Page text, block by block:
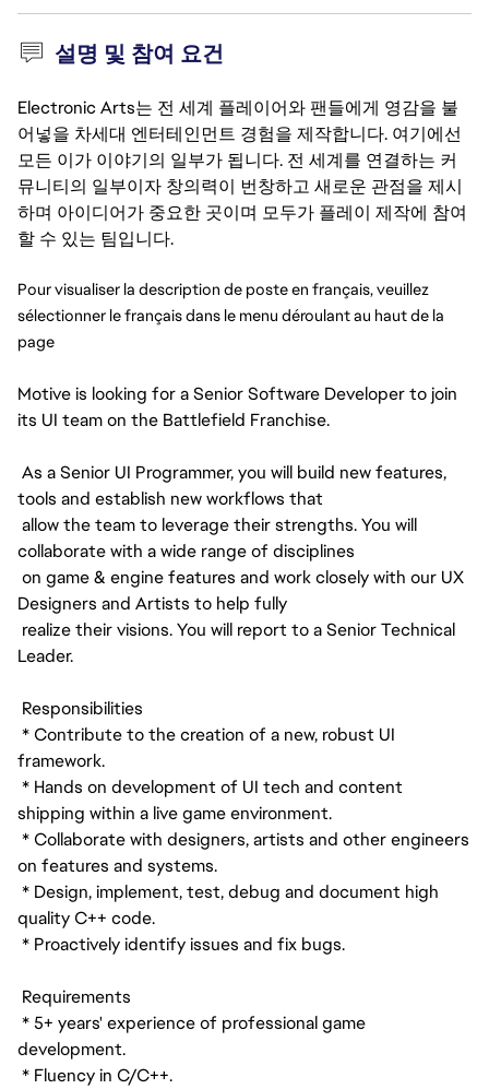
설명 및 참여 요건
Electronic Arts는 전 세계 플레이어와 팬들에게 영감을 불
어넣을 차세대 엔터테인먼트 경험을 제작합니다. 여기에선
모든 이가 이야기의 일부가 됩니다. 전 세계를 연결하는 커
뮤니티의 일부이자 창의력이 번창하고 새로운 관점을 제시
하며 아이디어가 중요한 곳이며 모두가 플레이 제작에 참여
할 수 있는 팀입니다.
Pour visualiser la description de poste en français, veuillez
sélectionner le français dans le menu déroulant au haut de la
page
Motive is looking for a Senior Software Developer to join
its UI team on the Battlefield Franchise.
As a Senior UI Programmer, you will build new features,
tools and establish new workflows that
allow the team to leverage their strengths. You will
collaborate with a wide range of disciplines
on game & engine features and work closely with our UX
Designers and Artists to help fully
realize their visions. You will report to a Senior Technical
Leader.
Responsibilities
* Contribute to the creation of a new, robust UI
framework.
* Hands on development of UI tech and content
shipping within a live game environment.
* Collaborate with designers, artists and other engineers
on features and systems.
* Design, implement, test, debug and document high
quality C++ code.
* Proactively identify issues and fix bugs.
Requirements
* 5+ years' experience of professional game
development.
* Fluency in C/C++.